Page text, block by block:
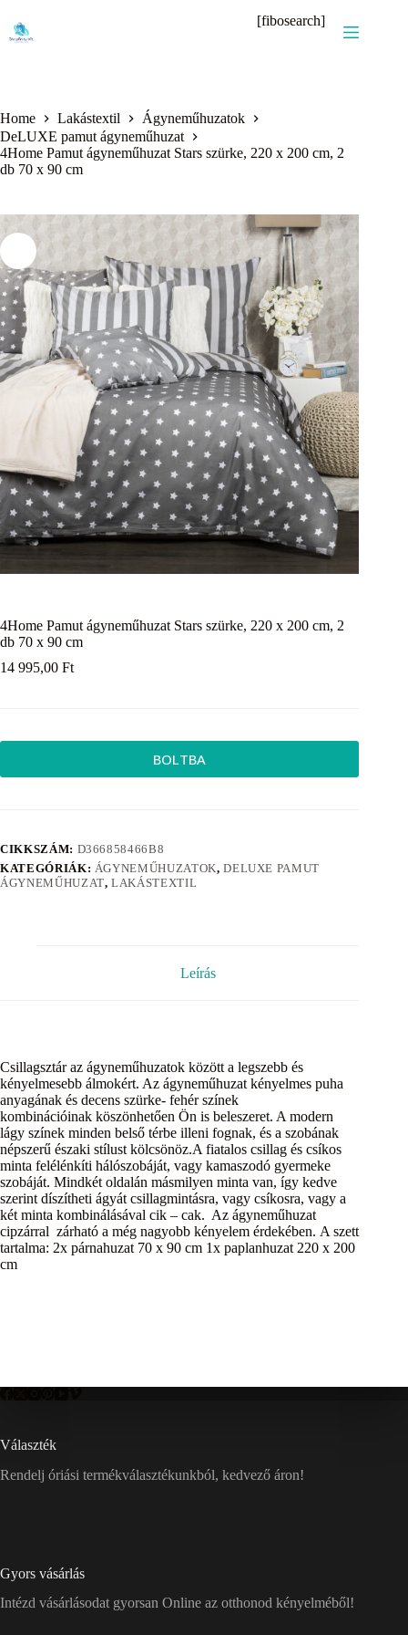
content
[fibosearch]
Home Lakástextil
Ágyneműhuzatok
DeLUXE pamut ágyneműhuzat
4Home Pamut ágyneműhuzat Stars szürke, 220 x 200 cm, 2
db 70 x 90 cm
4Home Pamut ágyneműhuzat Stars szürke, 220 x 200 cm, 2
db 70 x 90 cm
14 995,00 Ft
BOLTBA
CIKKSZÁM: D366858466B8
KATEGÓRIÁK: ÁGYNEMŰHUZATOK,DELUXE PAMUT
ÁGYNEMŰHUZAT,LAKÁSTEXTIL
Leírás
Csillagsztár az ágyneműhuzatok között a legszebb és
kényelmesebb álmokért. Az ágyneműhuzat kényelmes puha
anyagának és decens szürke- fehér színek
kombinációinak köszönhetően Ön is beleszeret. A modern
lágy színek minden belső térbe illeni fognak, és a szobának
népszerű északi stílust kölcsönöz.A fiatalos csillag és csíkos
minta felélénkíti hálószobáját, vagy kamaszodó gyermeke
szobáját. Mindkét oldalán másmilyen minta van, így kedve
szerint díszítheti ágyát csillagmintásra, vagy csíkosra, vagy a
két minta kombinálásával cik – cak. Az ágyneműhuzat
cipzárral zárható a még nagyobb kényelem érdekében. A szett
tartalma: 2x párnahuzat 70 x 90 cm 1x paplanhuzat 220 x 200
cm
Választék
Rendelj óriási termékválasztékunkból, kedvező áron!
Gyors vásárlás
Intézd vásárlásodat gyorsan Online az otthonod kényelméből!